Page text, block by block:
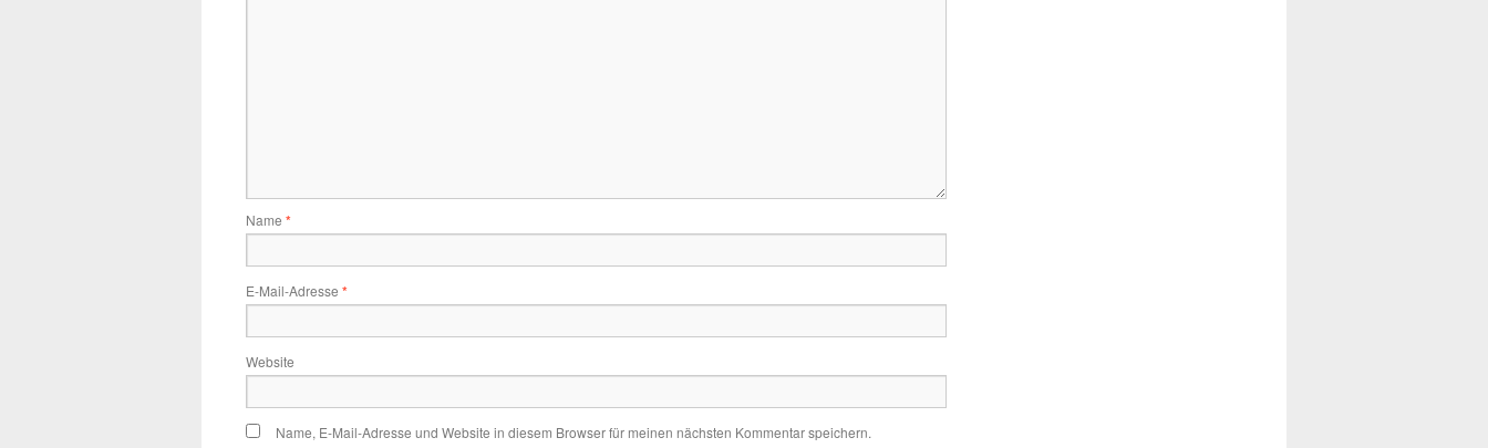
Name *
E-Mail-Adresse *
Website
Name, E-Mail-Adresse und Website in diesem Browser für meinen nächsten Kommentar speichern.